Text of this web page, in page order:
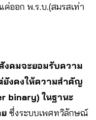
ค่ออก พ.ร.บ.(สมรสเท่า
งคมจะยอมรับความ
ยังคงให้ความสำคัญ
binary) ในฐานะ
ซึ่งระบบเพศทวิลักษณ์